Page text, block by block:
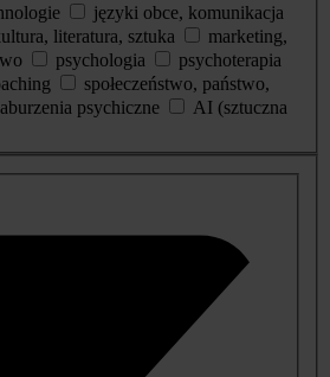
języki obce, komunikacja
literatura, sztuka
marketing,
psychologia
psychoterapia
społeczeństwo, państwo,
psychiczne
AI (sztuczna